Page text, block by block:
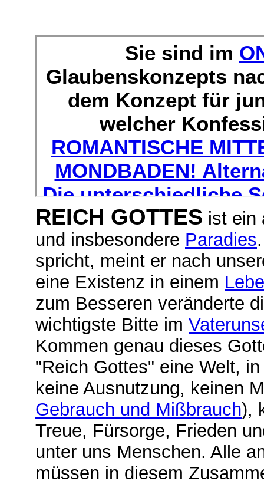
REICH GOTTES ist ein
und insbesondere Paradies
spricht, meint er nach
eine Existenz in einem
zum Besseren veränderte
wichtigste Bitte im
Kommen genau dieses
"Reich Gottes" eine Welt,
keine Ausnutzung, keinen
Gebrauch und Mißbrauch),
Treue, Fürsorge, Frieden
unter uns Menschen. Alle
müssen in diesem